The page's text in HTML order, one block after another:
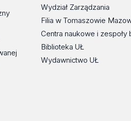
Wydział Zarządzania
Filia w Tomaszowie
Centra naukowe i zespoły
Biblioteka UŁ
Wydawnictwo UŁ